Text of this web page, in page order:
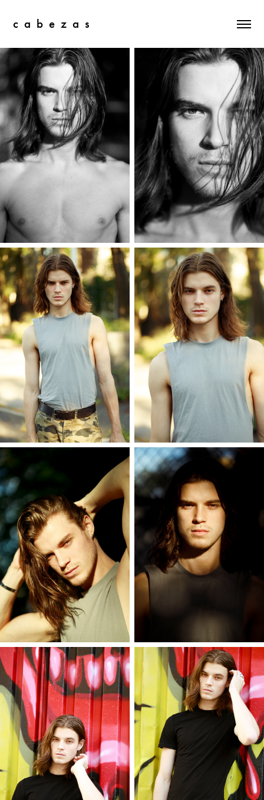
c  a  b  e  z  a  s